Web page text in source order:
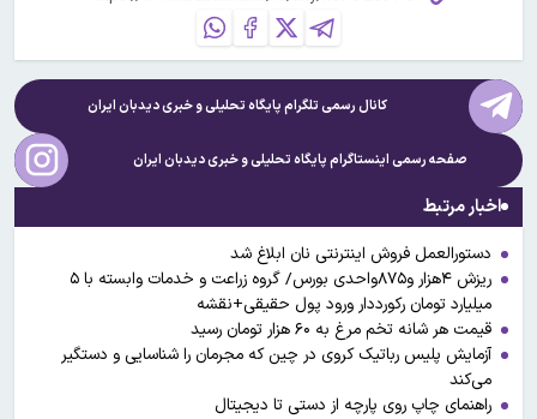
کانال رسمی تلگرام پایگاه تحلیلی و خبریدیدبان ایران
صفحه رسمی اینستاگرام پایگاه تحلیلی و خبریدیدبان ایران
اخبار مرتبط
دستورالعمل فروش اینترنتی نان ابلاغ شد
ریزش ۴هزار و۸۷۵واحدی بورس/ گروه زراعت و خدمات وابسته با ۵
میلیارد تومان رکورددار ورود پول حقیقی+نقشه
قیمت هر شانه تخم مرغ به ۶۰ هزار تومان رسید
آزمایش پلیس رباتیک کروی در چین که مجرمان را شناسایی و دستگیر
می‌کند
راهنمای چاپ روی پارچه از دستی تا دیجیتال